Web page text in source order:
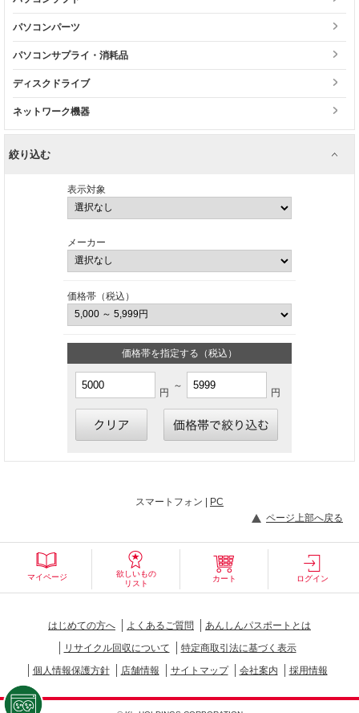
パソコンパーツ
パソコンサプライ・消耗品
ディスクドライブ
ネットワーク機器
絞り込む
表示対象
メーカー
価格帯（税込）
価格帯を指定する（税込）
円
～
円
スマートフォン | PC
ページ上部へ戻る
マイページ
欲しいもの
リスト
カート ログイン
はじめての方へ よくあるご質問
あんしんパスポートとは
リサイクル回収について
特定商取引法に基づく表示
個人情報保護方針
店舗情報 サイトマップ 会社案内 採用情報